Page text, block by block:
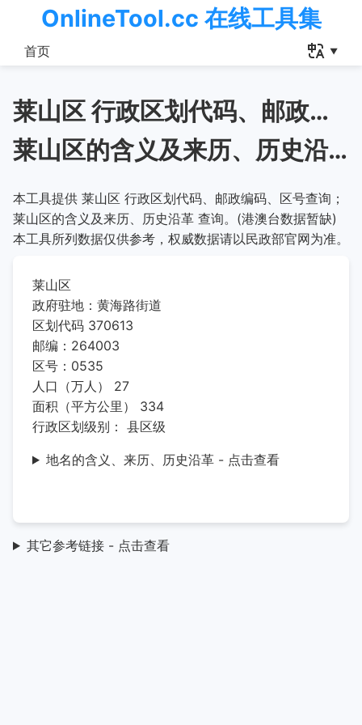
OnlineTool.cc 在线工具集
首页
莱山区 行政区划代码、邮政编码、区号查询
莱山区的含义及来历、历史沿革
本工具提供 莱山区 行政区划代码、邮政编码、区号查询；
莱山区的含义及来历、历史沿革 查询。(港澳台数据暂缺)
本工具所列数据仅供参考，权威数据请以民政部官网为准。
莱山区
政府驻地：黄海路街道
区划代码 370613
邮编：264003
区号：0535
人口（万人） 27
面积（平方公里） 334
行政区划级别： 县区级
地名的含义、来历、历史沿革 - 点击查看
其它参考链接 - 点击查看